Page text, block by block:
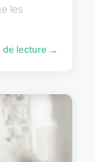
les
de lecture →